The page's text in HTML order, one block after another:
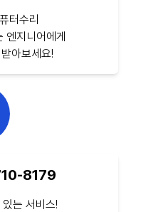
터수리
엔지니어에게
아보세요!
8179
는 서비스!